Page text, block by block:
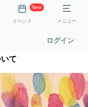
New
イベント メニュー
ログイン
て